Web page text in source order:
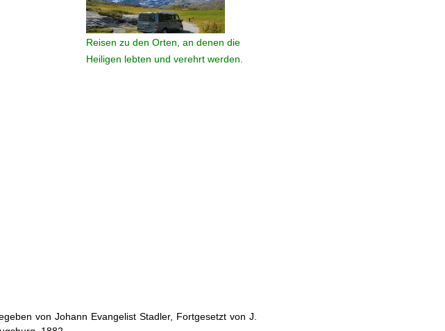
Reisen zu den Orten, an denen die
Heiligen lebten und verehrt werden.
von Johann Evangelist Stadler, Fortgesetzt von J.